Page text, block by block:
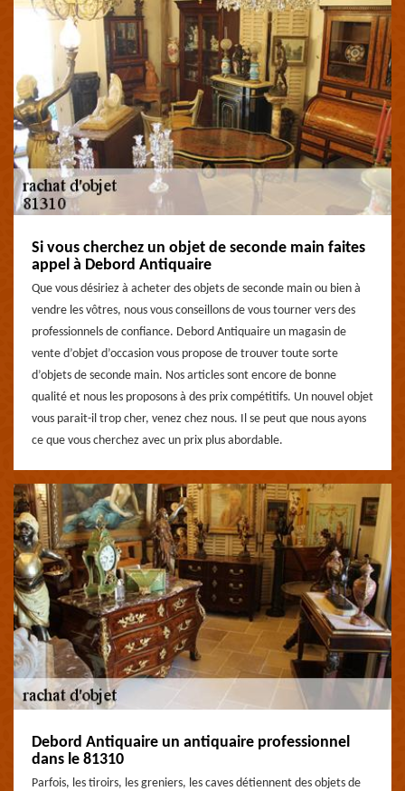
Si vous cherchez un objet de seconde main faites
appel à Debord Antiquaire
Que vous désiriez à acheter des objets de seconde main ou bien à
vendre les vôtres, nous vous conseillons de vous tourner vers des
professionnels de confiance. Debord Antiquaire un magasin de
vente d’objet d’occasion vous propose de trouver toute sorte
d’objets de seconde main. Nos articles sont encore de bonne
qualité et nous les proposons à des prix compétitifs. Un nouvel objet
vous parait-il trop cher, venez chez nous. Il se peut que nous ayons
ce que vous cherchez avec un prix plus abordable.
Debord Antiquaire un antiquaire professionnel
dans le 81310
Parfois, les tiroirs, les greniers, les caves détiennent des objets de